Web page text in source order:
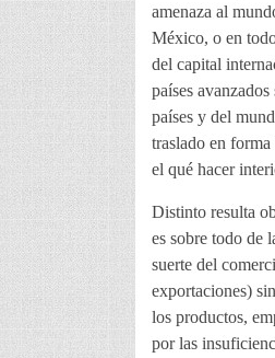
amenaza al
México, o en
del capital
países
países y del
traslado en
el qué hacer
Distinto resulta
es sobre todo de
suerte del
exportaciones)
los productos,
por las